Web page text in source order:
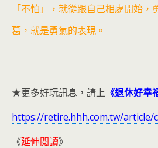
「不怕」，就從跟自己相處開始，
葛，就是勇氣的表現。
★更多好玩訊息，請上 《退休好幸
https://retire.hhh.com.tw/article/
《延伸閱讀》